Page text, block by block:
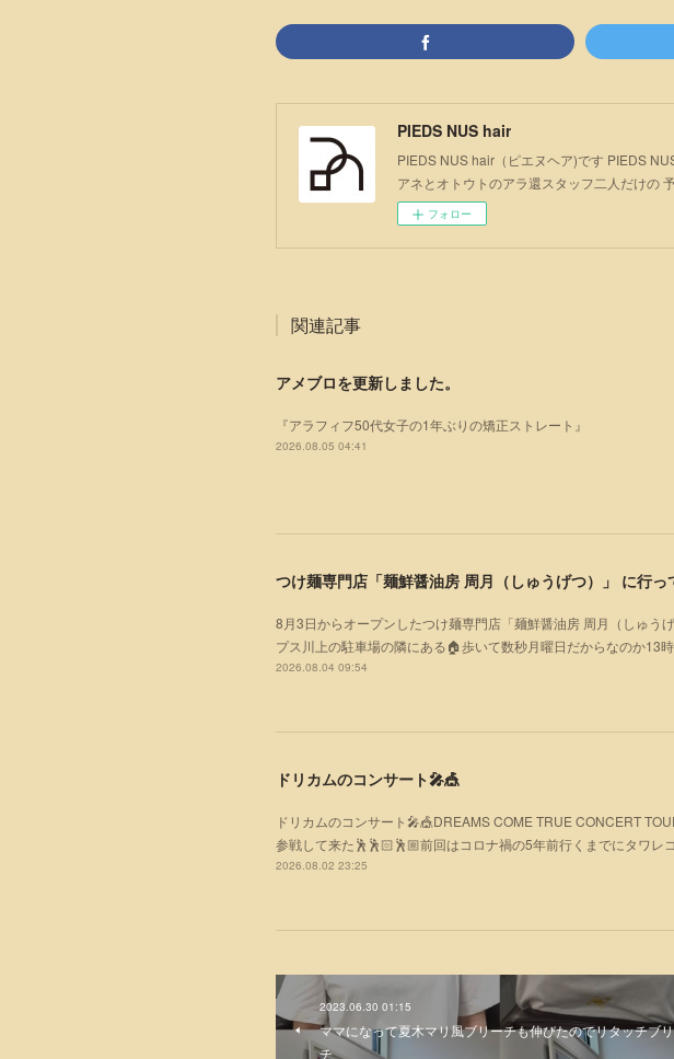
PIEDS NUS hair
PIEDS NUS hair（ピエヌヘア)です PIEDS
アネとオトウトのアラ還スタッフ二人だけの
フォロー
関連記事
アメブロを更新しました。
『アラフィフ50代女子の1年ぶりの矯正ストレート』
2026.08.05 04:41
つけ麺専門店「麺鮮醤油房 周月（しゅうげつ）」⁡ に行っ
8月3日からオープンしたつけ麺専門店「麺鮮醤油房 周月（しゅう
プス川上の駐車場の隣にある🏠歩いて数秒月曜日だからなのか13
2026.08.04 09:54
ドリカムのコンサート🎤🎪
ドリカムのコンサート🎤🎪DREAMS COME TRUE CONCERT
参戦して来た🕺🕺🏻🕺🏼前回はコロナ禍の5年前行くまでにタワレコ
2026.08.02 23:25
2023.06.30 01:15
ママになって夏木マリ風ブリーチも伸びたのでリタッチブ
チ